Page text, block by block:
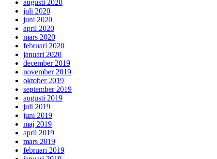
augusti 2020
juli 2020
juni 2020
april 2020
mars 2020
februari 2020
januari 2020
december 2019
november 2019
oktober 2019
september 2019
augusti 2019
juli 2019
juni 2019
maj 2019
april 2019
mars 2019
februari 2019